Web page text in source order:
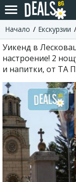
Начало Екскурзии
Уикенд в
настроение! 2
и напитки, от ТА